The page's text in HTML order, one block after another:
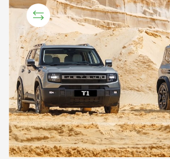
СРАВНИТЕЛЬНЫЙ ТЕСТ